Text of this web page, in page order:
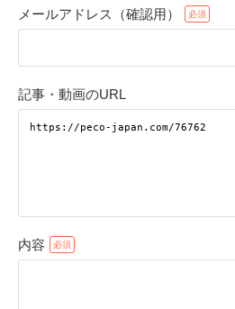
メールアドレス（確認用）
記事・動画のURL
内容
アプリで開く